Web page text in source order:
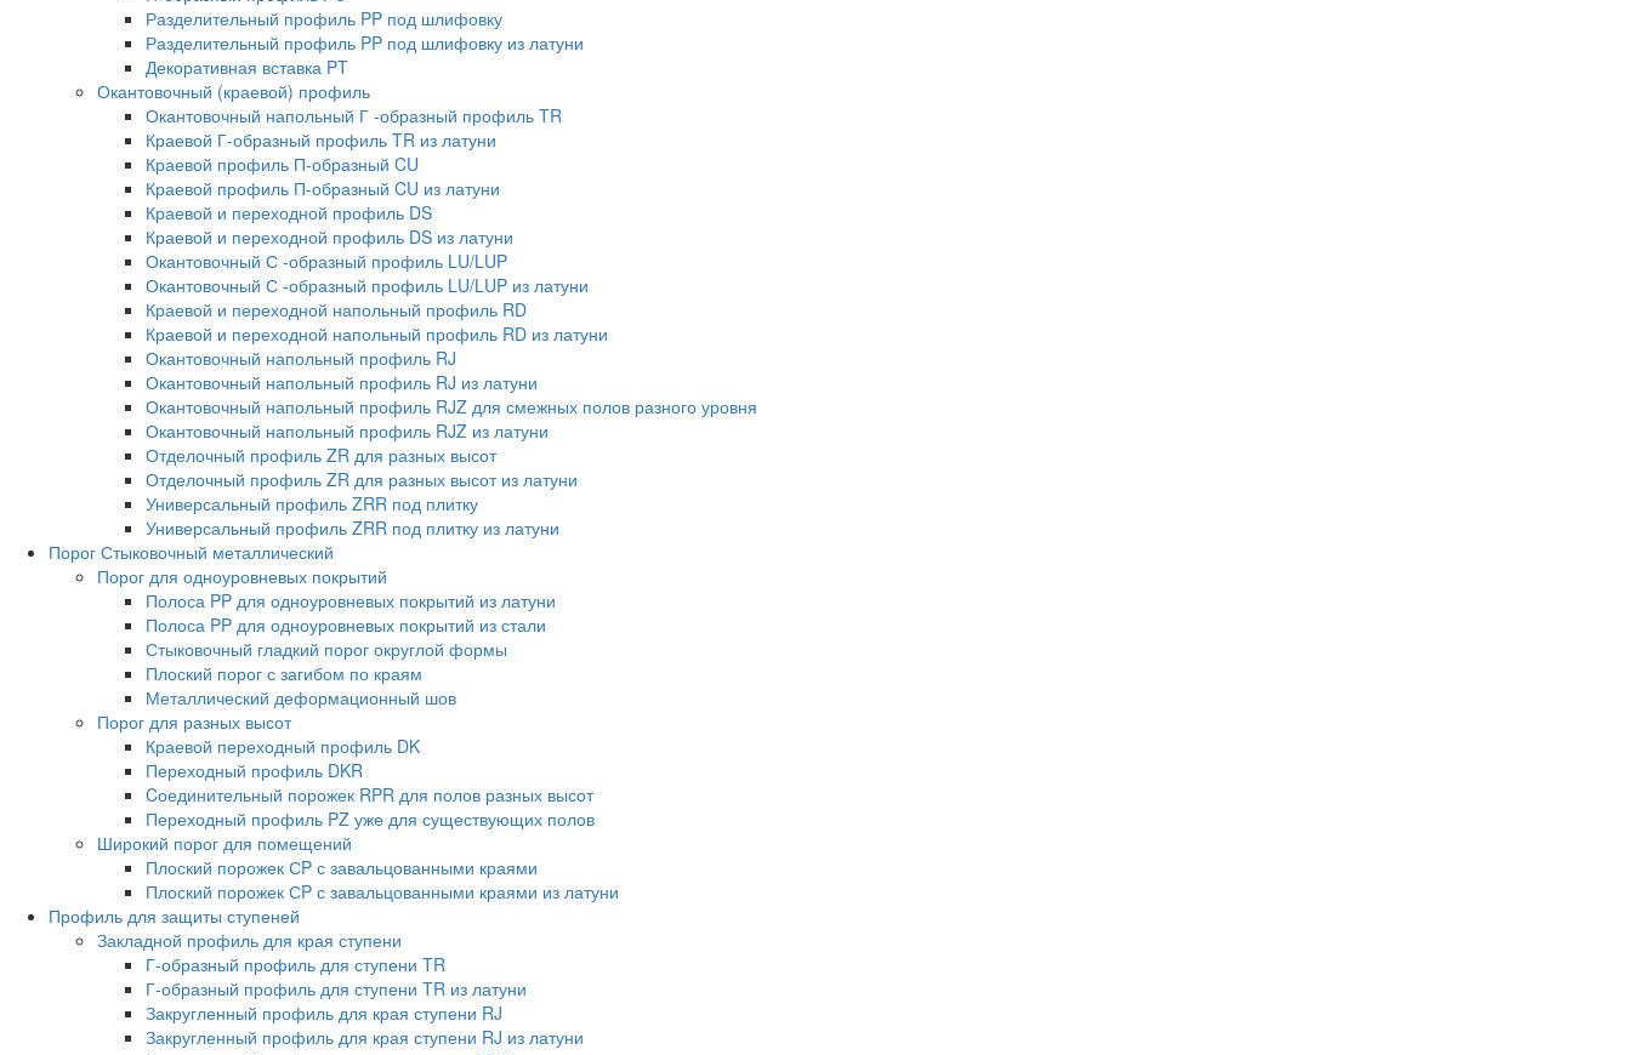
Разделительный профиль PP под шлифовку
Разделительный профиль PP под шлифовку из латуни
Декоративная вставка PT
Окантовочный (краевой) профиль
Окантовочный напольный Г -образный профиль TR
Краевой Г-образный профиль TR из латуни
Краевой профиль П-образный CU
Краевой профиль П-образный CU из латуни
Краевой и переходной профиль DS
Краевой и переходной профиль DS из латуни
Окантовочный С -образный профиль LU/LUP
Окантовочный С -образный профиль LU/LUP из латуни
Краевой и переходной напольный профиль RD
Краевой и переходной напольный профиль RD из латуни
Окантовочный напольный профиль RJ
Окантовочный напольный профиль RJ из латуни
Окантовочный напольный профиль RJZ для смежных полов разного уровня
Окантовочный напольный профиль RJZ из латуни
Отделочный профиль ZR для разных высот
Отделочный профиль ZR для разных высот из латуни
Универсальный профиль ZRR под плитку
Универсальный профиль ZRR под плитку из латуни
Порог Стыковочный металлический
Порог для одноуровневых покрытий
Полоса PP для одноуровневых покрытий из латуни
Полоса PP для одноуровневых покрытий из стали
Стыковочный гладкий порог округлой формы
Плоский порог с загибом по краям
Металлический деформационный шов
Порог для разных высот
Краевой переходный профиль DK
Переходный профиль DKR
Cоединительный порожек RPR для полов разных высот
Переходный профиль PZ уже для существующих полов
Широкий порог для помещений
Плоский порожек СP с завальцованными краями
Плоский порожек СP с завальцованными краями из латуни
Профиль для защиты ступеней
Закладной профиль для края ступени
Г-образный профиль для ступени TR
Г-образный профиль для ступени TR из латуни
Закругленный профиль для края ступени RJ
Закругленный профиль для края ступени RJ из латуни